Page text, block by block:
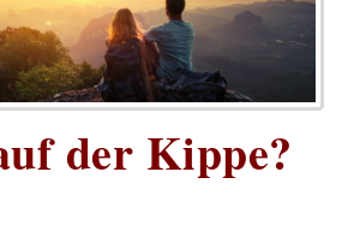
der Kippe?